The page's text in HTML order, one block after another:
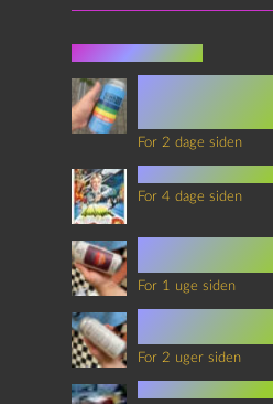
For 2 dage siden
For 4 dage siden
For 1 uge siden
For 2 uger siden